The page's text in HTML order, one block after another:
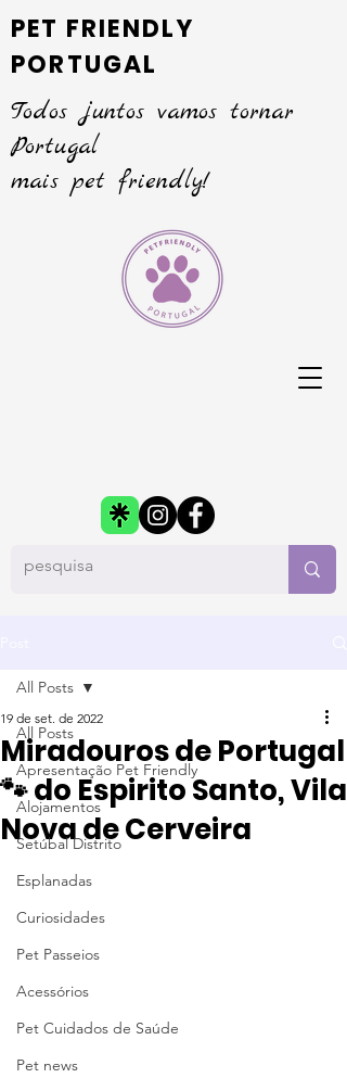
PET FRIENDLY
PORTUGAL
Todos juntos vamos tornar
Portugal
mais pet friendly!
All Posts
Apresentação Pet Friendly
Alojamentos
Setúbal Distrito
Esplanadas
Curiosidades
Pet Passeios
Acessórios
Pet Cuidados de Saúde
Pet news
All Posts
Miradouros de Portugal
🐾 do Espirito Santo, Vila
Nova de Cerveira
19 de set. de 2022